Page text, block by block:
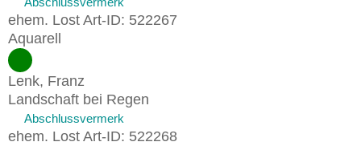
ehem. Lost Art-ID: 522267
Aquarell
Lenk, Franz
Landschaft bei Regen
Abschlussvermerk
ehem. Lost Art-ID: 522268